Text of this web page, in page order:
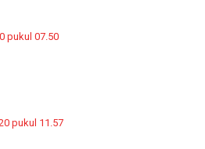
pukul 07.50
pukul 11.57